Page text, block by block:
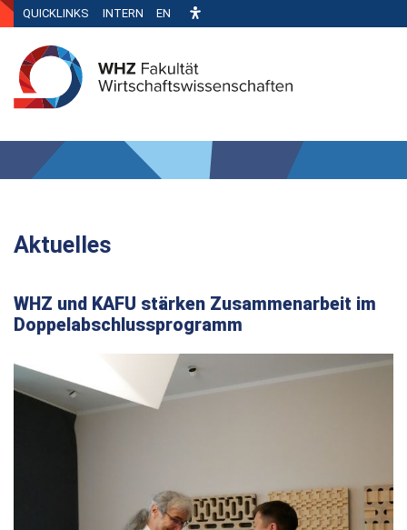
QUICKLINKS INTERN EN
Aktuelles
WHZ und KAFU stärken Zusammenarbeit im
Doppelabschlussprogramm